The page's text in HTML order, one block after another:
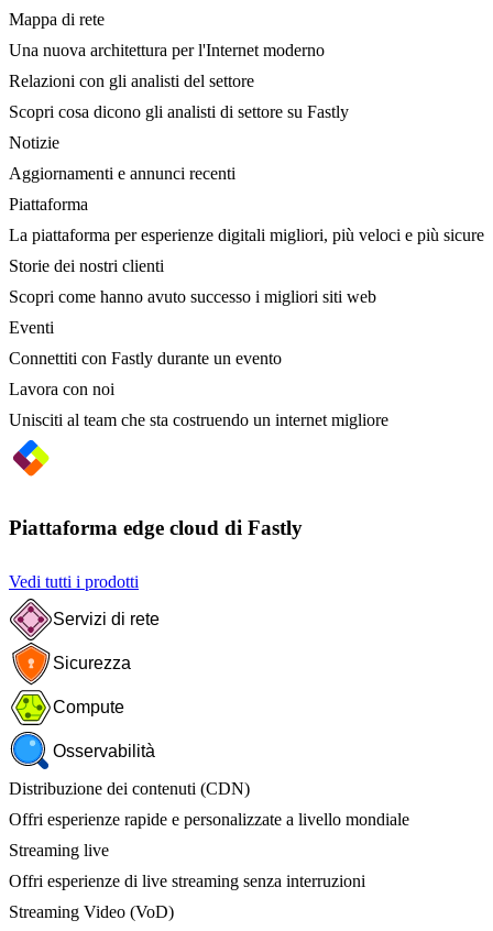
Mappa di rete
Una nuova architettura per l'Internet moderno
Relazioni con gli analisti del settore
Scopri cosa dicono gli analisti di settore su Fastly
Notizie
Aggiornamenti e annunci recenti
Piattaforma
La piattaforma per esperienze digitali migliori, più veloci e più sicure
Storie dei nostri clienti
Scopri come hanno avuto successo i migliori siti web
Eventi
Connettiti con Fastly durante un evento
Lavora con noi
Unisciti al team che sta costruendo un internet migliore
Piattaforma edge cloud di Fastly
Vedi tutti i prodotti
Servizi di rete
Sicurezza
Compute
Osservabilità
Distribuzione dei contenuti (CDN)
Offri esperienze rapide e personalizzate a livello mondiale
Streaming live
Offri esperienze di live streaming senza interruzioni
Streaming Video (VoD)